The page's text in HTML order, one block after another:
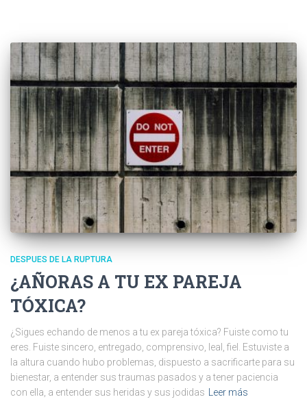
DESPUES DE LA RUPTURA
¿AÑORAS A TU EX PAREJA
TÓXICA?
¿Sigues echando de menos a tu ex pareja tóxica? Fuiste como tu
eres. Fuiste sincero, entregado, comprensivo, leal, fiel. Estuviste a
la altura cuando hubo problemas, dispuesto a sacrificarte para su
bienestar, a entender sus traumas pasados y a tener paciencia
con ella, a entender sus heridas y sus jodidas Leer más